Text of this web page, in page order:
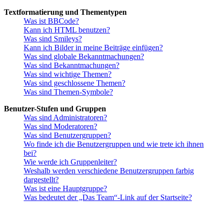
Textformatierung und Thementypen
Was ist BBCode?
Kann ich HTML benutzen?
Was sind Smileys?
Kann ich Bilder in meine Beiträge einfügen?
Was sind globale Bekanntmachungen?
Was sind Bekanntmachungen?
Was sind wichtige Themen?
Was sind geschlossene Themen?
Was sind Themen-Symbole?
Benutzer-Stufen und Gruppen
Was sind Administratoren?
Was sind Moderatoren?
Was sind Benutzergruppen?
Wo finde ich die Benutzergruppen und wie trete ich ihnen
bei?
Wie werde ich Gruppenleiter?
Weshalb werden verschiedene Benutzergruppen farbig
dargestellt?
Was ist eine Hauptgruppe?
Was bedeutet der „Das Team“-Link auf der Startseite?